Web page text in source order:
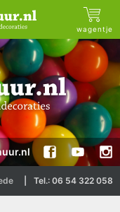
wagentje
Tel.: 06 54 322 058